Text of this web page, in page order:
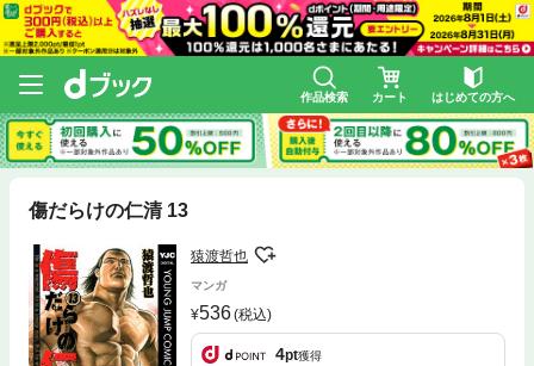
作品検索 カート はじめての方へ
傷だらけの仁清 13
猿渡哲也
マンガ
536(税込)
4pt獲得